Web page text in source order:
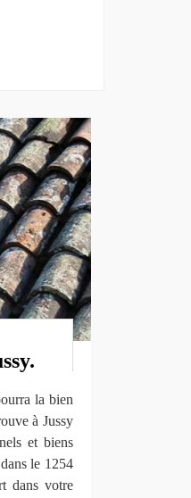
la bien
à Jussy
et biens
le 1254
dans votre